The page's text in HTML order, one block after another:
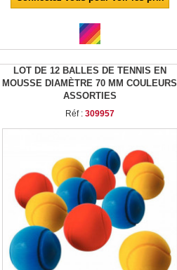
LOT DE 12 BALLES DE TENNIS EN
MOUSSE DIAMÈTRE 70 MM COULEURS
ASSORTIES
Réf : 309957